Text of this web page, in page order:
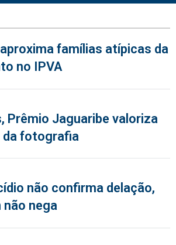
famílias atípicas da
no IPVA
Prêmio Jaguaribe valoriza
fotografia
não confirma delação,
nega